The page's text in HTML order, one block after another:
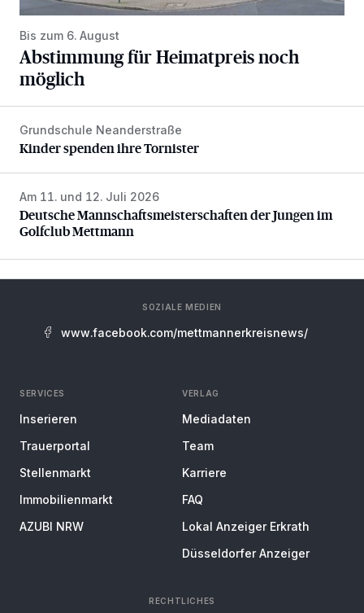
Bis zum 6. August
Abstimmung für Heimatpreis noch
möglich
Kinder spenden ihre Tornister
Grundschule Neanderstraße
Kinder spenden ihre Tornister
Deutsche Mannschaftsmeisterschaften der Jungen im
Am 11. und 12. Juli 2026
Deutsche Mannschaftsmeisterschaften der Jungen im
Golfclub Mettmann
SOZIALE MEDIEN
www.facebook.com/mettmannerkreisnews/
SERVICES
Inserieren
Trauerportal
Stellenmarkt
Immobilienmarkt
AZUBI NRW
VERLAG
Mediadaten
Team
Karriere
FAQ
Lokal Anzeiger Erkrath
Düsseldorfer Anzeiger
RECHTLICHES